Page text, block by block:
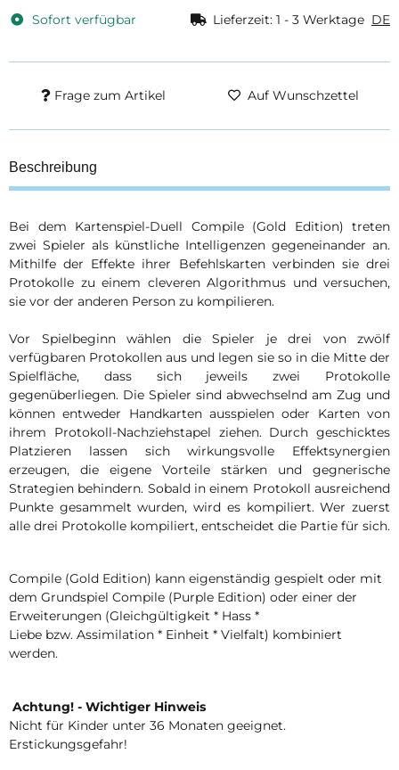
Sofort verfügbar Lieferzeit: 1 - 3 Werktage DE
Frage zum Artikel Auf Wunschzettel
Beschreibung
Bei dem Kartenspiel-Duell Compile (Gold Edition) treten
zwei Spieler als künstliche Intelligenzen gegeneinander an.
Mithilfe der Effekte ihrer Befehlskarten verbinden sie drei
Protokolle zu einem cleveren Algorithmus und versuchen,
sie vor der anderen Person zu kompilieren.
Vor Spielbeginn wählen die Spieler je drei von zwölf
verfügbaren Protokollen aus und legen sie so in die Mitte der
Spielfläche, dass sich jeweils zwei Protokolle
gegenüberliegen. Die Spieler sind abwechselnd am Zug und
können entweder Handkarten ausspielen oder Karten von
ihrem Protokoll-Nachziehstapel ziehen. Durch geschicktes
Platzieren lassen sich wirkungsvolle Effektsynergien
erzeugen, die eigene Vorteile stärken und gegnerische
Strategien behindern. Sobald in einem Protokoll ausreichend
Punkte gesammelt wurden, wird es kompiliert. Wer zuerst
alle drei Protokolle kompiliert, entscheidet die Partie für sich.
Compile (Gold Edition) kann eigenständig gespielt oder mit
dem Grundspiel Compile (Purple Edition) oder einer der
Erweiterungen (Gleichgültigkeit * Hass *
Liebe bzw. Assimilation * Einheit * Vielfalt) kombiniert
werden.
Achtung! - Wichtiger Hinweis
Nicht für Kinder unter 36 Monaten geeignet.
Erstickungsgefahr!